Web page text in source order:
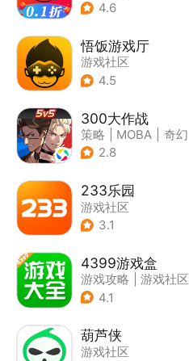
4.6
悟饭游戏厅
游戏社区
4.5
300大作战
策略 MOBA
奇幻
| 5v5
2.8
233乐园
游戏社区
3.1
4399游戏盒
游戏攻略
游戏社区
4.1
葫芦侠
游戏社区